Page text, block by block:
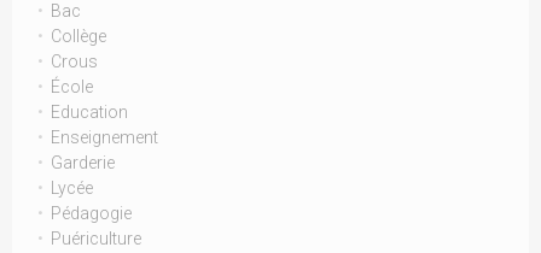
Bac
Collège
Crous
École
Education
Enseignement
Garderie
Lycée
Pédagogie
Puériculture